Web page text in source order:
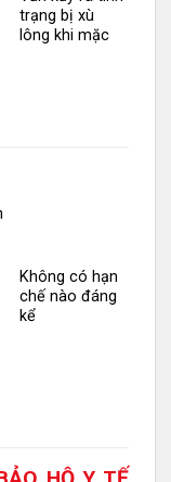
trạng bị xù
lông khi mặc
Không có hạn
chế nào đáng
kể